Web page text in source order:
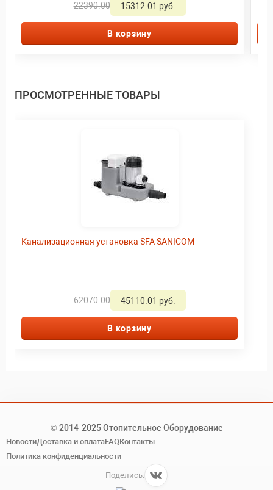
22390.00 15312.01 руб.
В корзину
ПРОСМОТРЕННЫЕ ТОВАРЫ
Канализационная установка SFA SANICOM
62070.00 45110.01 руб.
В корзину
© 2014-2025 Отопительное Оборудование
НовостиДоставка и оплатаFAQКонтакты
Политика конфиденциальности
Поделись: